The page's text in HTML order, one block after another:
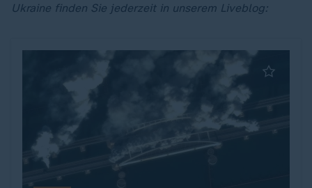
Ukraine finden Sie jederzeit in unserem Liveblog: